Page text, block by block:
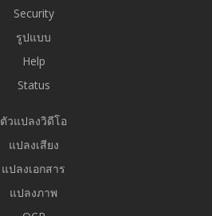
Security
รูปแบบ
Help
Status
ตัวแปลงวิดีโอ
แปลงเสียง
แปลงเอกสาร
แปลงภาพ